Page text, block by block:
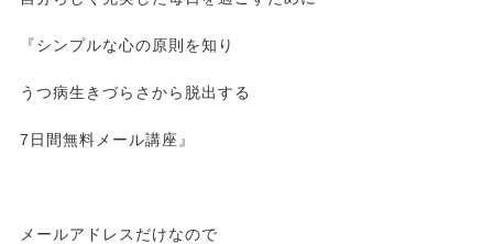
『シンプルな心の原則を知り
うつ病生きづらさから脱出する
7日間無料メール講座』
メールアドレスだけなので